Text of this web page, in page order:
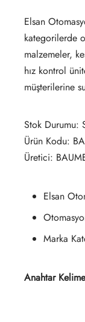
Elsan
kategorilerde
malzemeler,
hız kontrol
müşterilerine
Stok Durumu:
Ürün Kodu:
Üretici:
Elsan
Marka
Anahtar